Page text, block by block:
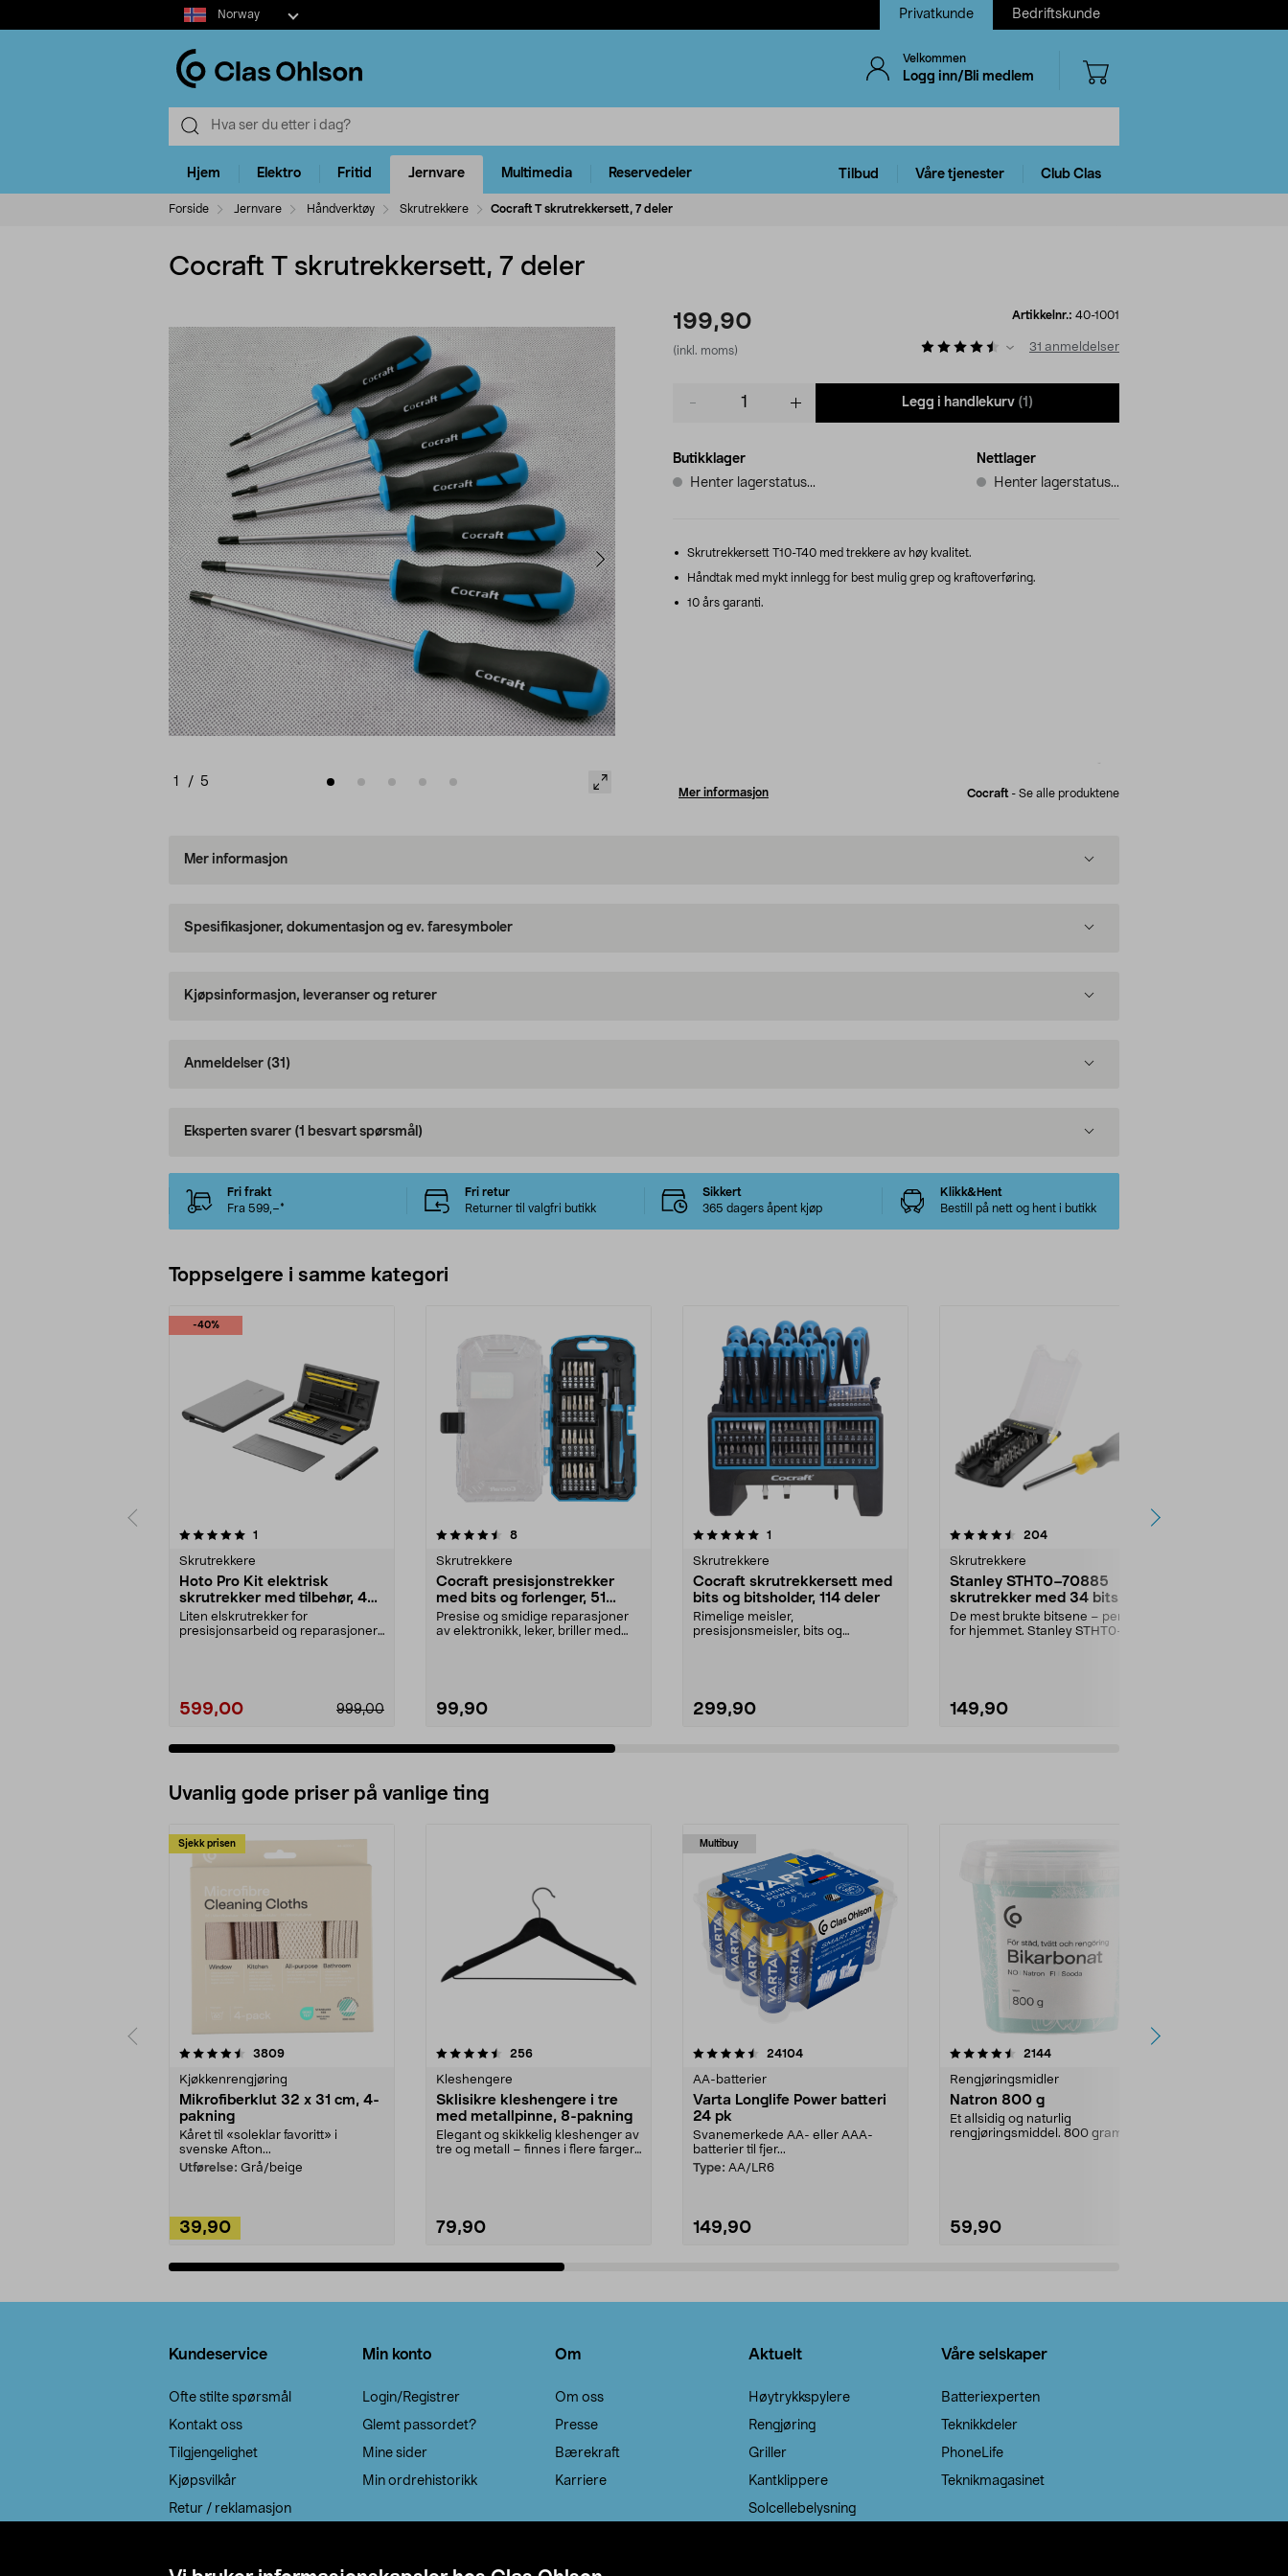
Select
market
Norway Privatkunde Bedriftskunde
Velkommen
Logg inn/Bli medlem
Hjem Elektro Fritid Jernvare Multimedia Reservedeler Tilbud Våre tjenester Club Clas
Forside Jernvare Håndverktøy Skrutrekkere Cocraft T skrutrekkersett, 7 deler
Cocraft T skrutrekkersett, 7 deler
1 / 5
199,90
(inkl. moms)
Artikkelnr.: 40-1001
31 anmeldelser
Legg i handlekurv (1)
Butikklager
Henter lagerstatus...
Nettlager
Henter lagerstatus...
Skrutrekkersett T10-T40 med trekkere av høy kvalitet.
Håndtak med mykt innlegg for best mulig grep og kraftoverføring.
10 års garanti.
Mer informasjon Cocraft - Se alle produktene
Mer informasjon
Spesifikasjoner, dokumentasjon og ev. faresymboler
Kjøpsinformasjon, leveranser og returer
Anmeldelser (31)
Eksperten svarer (1 besvart spørsmål)
Fri frakt
Fra 599,–*
Fri retur
Returner til valgfri butikk
Sikkert
365 dagers åpent kjøp
Klikk&Hent
Bestill på nett og hent i butikk
Toppselgere i samme kategori
-40%
1
Skrutrekkere
Hoto Pro Kit elektrisk
skrutrekker med tilbehør, 48
deler
Liten elskrutrekker for
presisjonsarbeid og reparasjoner.
599,00 999,00
4.5 av 5 stjerner 8anmeldelser
Skrutrekkere
Cocraft presisjonstrekker
med bits og forlenger, 51
deler
Presise og smidige reparasjoner
av elektronikk, leker, briller med
99,90
5.0 av 5 stjerner 1
Skrutrekkere
Cocraft skrutrekkersett med
bits og bitsholder, 114 deler
Rimelige meisler,
presisjonsmeisler, bits og
299,90
4.5 av 5 stjerner 204anmeldelser
Skrutrekkere
Stanley STHT0–70885
skrutrekker med 34 bits
De mest brukte bitsene – perfekt
for hjemmet. Stanley STHT0–
149,90
4.5 av 5 stjerner
Uvanlig gode priser på vanlige ting
Sjekk prisen
3809anmeldelser
Kjøkkenrengjøring
Mikrofiberklut 32 x 31 cm, 4-
pakning
Kåret til «soleklar favoritt» i
svenske Afton...
Utførelse: Grå/beige
39,90
4.5av 5 stjerner 256anmeldelser
Kleshengere
Sklisikre kleshengere i tre
med metallpinne, 8-pakning
Elegant og skikkelig kleshenger av
tre og metall – finnes i flere farger.
79,90
Multibuy
4.5av 5 stjerner 24104anmeldelser
AA-batterier
Varta Longlife Power batteri
24 pk
Svanemerkede AA- eller AAA-
batterier til fjer...
Type: AA/LR6
149,90
4.5av 5 stjerner 2144anmeldelser
Rengjøringsmidler
Natron 800 g
Et allsidig og naturlig
rengjøringsmiddel. 800 gram
59,90
4.0av 5 stjerner
Kundeservice
Ofte stilte spørsmål
Kontakt oss
Tilgjengelighet
Kjøpsvilkår
Retur / reklamasjon
Min konto
Login/Registrer
Glemt passordet?
Mine sider
Min ordrehistorikk
Om
Om oss
Presse
Bærekraft
Karriere
Aktuelt
Høytrykkspylere
Rengjøring
Griller
Kantklippere
Solcellebelysning
Våre selskaper
Batteriexperten
Teknikkdeler
PhoneLife
Teknikmagasinet